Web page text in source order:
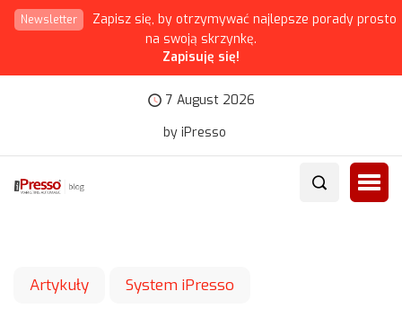
Newsletter
Zapisz się, by otrzymywać najlepsze porady prosto
na swoją skrzynkę.
Zapisuję się!
7 August 2026
by iPresso
Artykuły System iPresso